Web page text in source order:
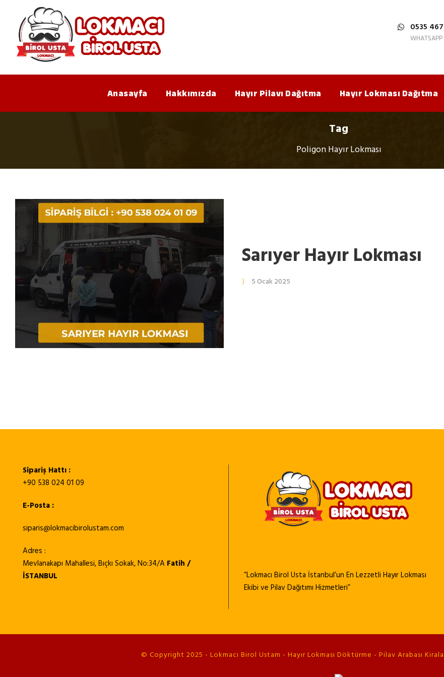
0535
WHATSAPP
Anasayfa Hakkımızda Hayır Pilavı Dağıtma Hayır Lokması Dağıtma
Tag
Poligon Hayır Lokması
Sarıyer Hayır Lokması
5 Ocak 2025
Sipariş Hattı :
+90 538 024 01 09
E-Posta :
siparis@lokmacibirolustam.com
Adres :
Mevlanakapı Mahallesi, Bıçkı Sokak, No:34/A Fatih /
İSTANBUL
“Lokmacı Birol Usta İstanbul’un En Lezzetli Hayır Lokması
Ekibi ve Pilav Dağıtımı Hizmetleri”
© Copyright 2025 - Lokmacı Birol Ustam - Hayır Lokması Döktürme - Pilav Arabası